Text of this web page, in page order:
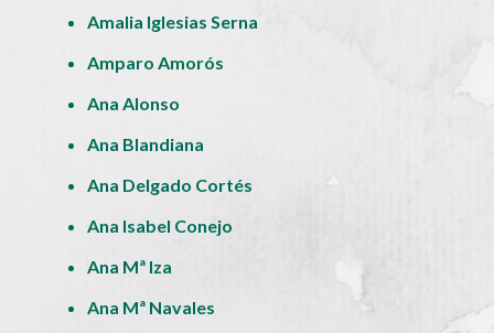
Amalia Iglesias Serna
Amparo Amorós
Ana Alonso
Ana Blandiana
Ana Delgado Cortés
Ana Isabel Conejo
Ana Mª Iza
Ana Mª Navales